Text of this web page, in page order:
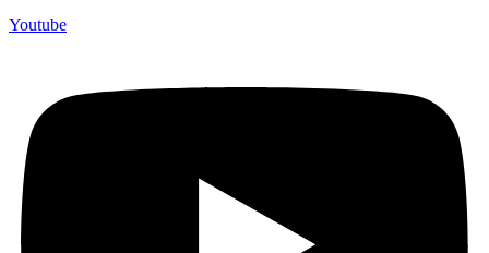
Youtube